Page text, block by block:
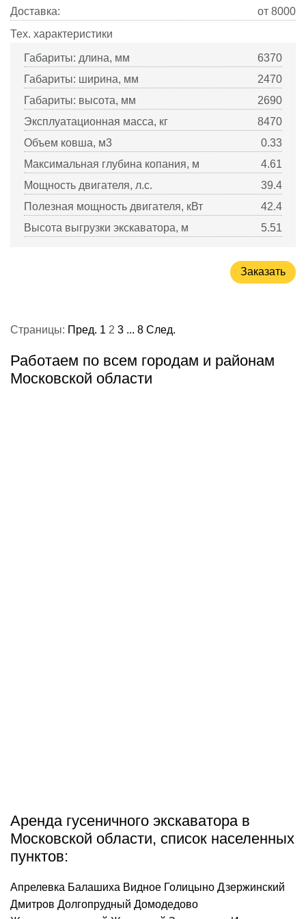
Доставка:
от 8000
Тех. характеристики
Габариты: длина, мм
6370
Габариты: ширина, мм
2470
Габариты: высота, мм
2690
Эксплуатационная масса, кг
8470
Объем ковша, м3
0.33
Максимальная глубина копания, м
4.61
Мощность двигателя, л.с.
39.4
Полезная мощность двигателя, кВт
42.4
Высота выгрузки экскаватора, м
5.51
Заказать
Страницы: Пред. 1 2 3 ... 8 След.
Работаем по всем городам и районам
Московской области
Аренда гусеничного экскаватора в
Московской области, список населенных
пунктов:
Апрелевка Балашиха Видное Голицыно Дзержинский
Дмитров Долгопрудный Домодедово